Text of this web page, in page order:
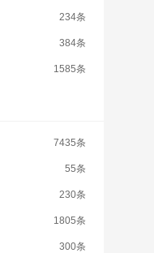
234条
384条
1585条
7435条
55条
230条
1805条
300条